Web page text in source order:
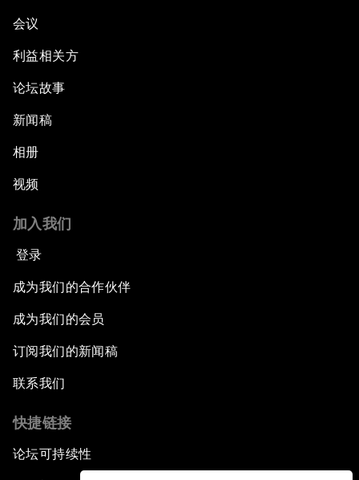
会议
利益相关方
论坛故事
新闻稿
相册
视频
加入我们
登录
成为我们的合作伙伴
成为我们的会员
订阅我们的新闻稿
联系我们
快捷链接
论坛可持续性